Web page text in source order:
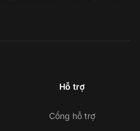
Hỗ trợ
Cổng hỗ trợ